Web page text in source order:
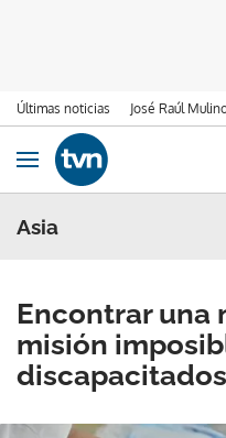
Últimas noticias José Raúl
Ir al contenido
Obrir navegació
Asia
Encontrar una
misión